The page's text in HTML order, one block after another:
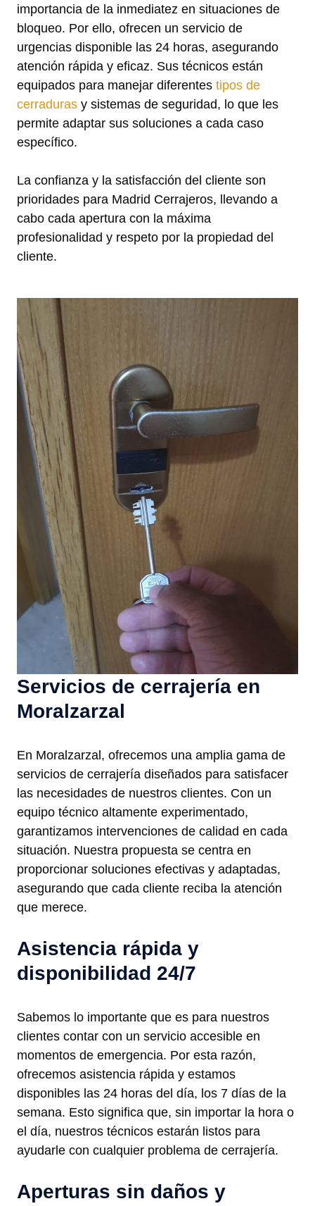
importancia de la inmediatez en situaciones de
bloqueo. Por ello, ofrecen un servicio de
urgencias disponible las 24 horas, asegurando
atención rápida y eficaz. Sus técnicos están
equipados para manejar diferentes tipos de
cerraduras y sistemas de seguridad, lo que les
permite adaptar sus soluciones a cada caso
específico.
La confianza y la satisfacción del cliente son
prioridades para Madrid Cerrajeros, llevando a
cabo cada apertura con la máxima
profesionalidad y respeto por la propiedad del
cliente.
Servicios de cerrajería en
Moralzarzal
En Moralzarzal, ofrecemos una amplia gama de
servicios de cerrajería diseñados para satisfacer
las necesidades de nuestros clientes. Con un
equipo técnico altamente experimentado,
garantizamos intervenciones de calidad en cada
situación. Nuestra propuesta se centra en
proporcionar soluciones efectivas y adaptadas,
asegurando que cada cliente reciba la atención
que merece.
Asistencia rápida y
disponibilidad 24/7
Sabemos lo importante que es para nuestros
clientes contar con un servicio accesible en
momentos de emergencia. Por esta razón,
ofrecemos asistencia rápida y estamos
disponibles las 24 horas del día, los 7 días de la
semana. Esto significa que, sin importar la hora o
el día, nuestros técnicos estarán listos para
ayudarle con cualquier problema de cerrajería.
Aperturas sin daños y